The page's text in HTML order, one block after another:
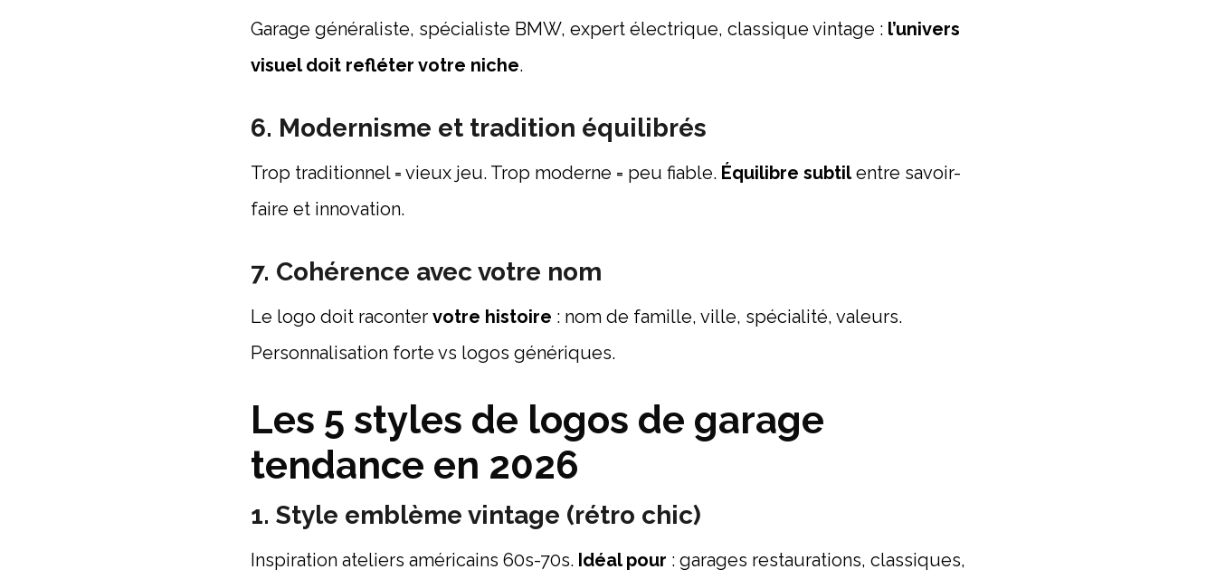
Garage généraliste, spécialiste BMW, expert électrique, classique vintage : l’univers
visuel doit refléter votre niche.
6. Modernisme et tradition équilibrés
Trop traditionnel = vieux jeu. Trop moderne = peu fiable. Équilibre subtilentre savoir-
faire et innovation.
7. Cohérence avec votre nom
Le logo doit raconter votre histoire : nom de famille, ville, spécialité, valeurs.
Personnalisation forte vs logos génériques.
Les 5 styles de logos de garage
tendance en 2026
1. Style emblème vintage (rétro chic)
Inspiration ateliers américains 60s-70s. Idéal pour : garages restaurations, classiques,